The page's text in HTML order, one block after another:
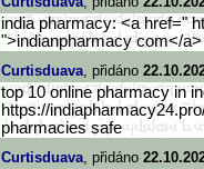
india pharmacy: <a href="
">indianpharmacy com</
Curtisduava, přidáno
top 10 online pharmacy in
https://
pharmacies safe
Curtisduava, přidáno